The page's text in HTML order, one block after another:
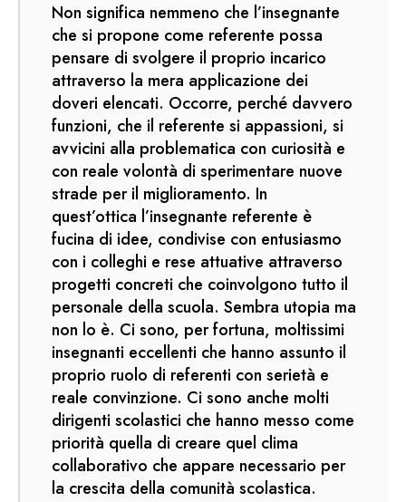
Non significa nemmeno che l’insegnante
che si propone come referente possa
pensare di svolgere il proprio incarico
attraverso la mera applicazione dei
doveri elencati. Occorre, perché davvero
funzioni, che il referente si appassioni, si
avvicini alla problematica con curiosità e
con reale volontà di sperimentare nuove
strade per il miglioramento. In
quest’ottica l’insegnante referente è
fucina di idee, condivise con entusiasmo
con i colleghi e rese attuative attraverso
progetti concreti che coinvolgono tutto il
personale della scuola. Sembra utopia ma
non lo è. Ci sono, per fortuna, moltissimi
insegnanti eccellenti che hanno assunto il
proprio ruolo di referenti con serietà e
reale convinzione. Ci sono anche molti
dirigenti scolastici che hanno messo come
priorità quella di creare quel clima
collaborativo che appare necessario per
la crescita della comunità scolastica.